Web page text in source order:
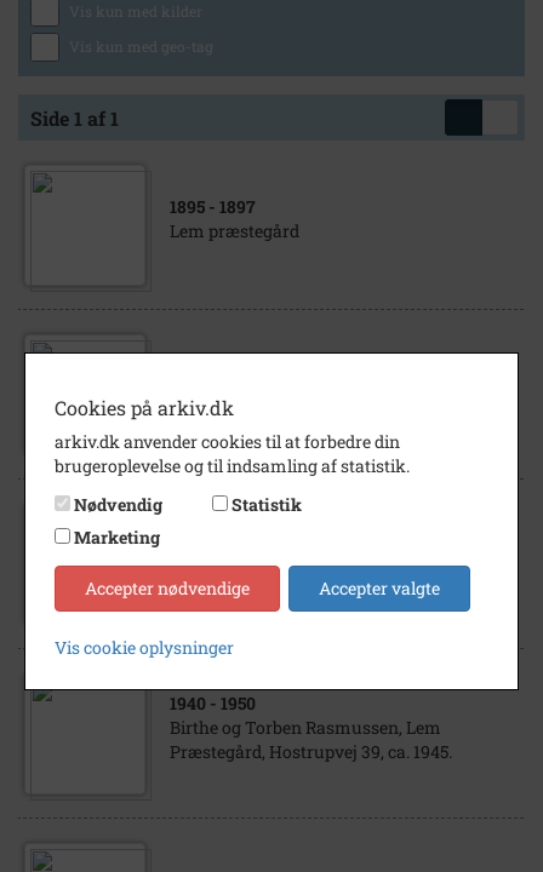
Vis kun med kilder
Vis kun med geo-tag
Side 1 af 1
1895 - 1897
Lem præstegård
baggrunden, Hostrupvej, ca. 1910.
1935.
1940 - 1950
Birthe og Torben Rasmussen, Lem
Præstegård, Hostrupvej 39, ca. 1945.
Cookies på arkiv.dk
arkiv.dk anvender cookies til at forbedre din
brugeroplevelse og til indsamling af statistik.
Nødvendig
Statistik
Marketing
Accepter nødvendige Accepter valgte
Vis cookie oplysninger